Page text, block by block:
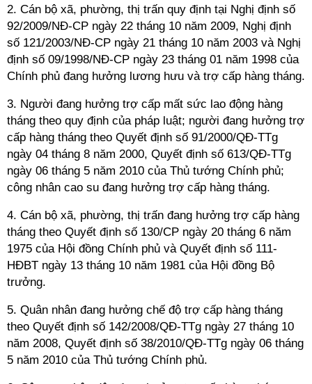
2. Cán bộ xã, phường, thị trấn quy định tại Nghị định số
92/2009/NĐ-CP ngày 22 tháng 10 năm 2009, Nghị định
số 121/2003/NĐ-CP ngày 21 tháng 10 năm 2003 và Nghị
định số 09/1998/NĐ-CP ngày 23 tháng 01 năm 1998 của
Chính phủ đang hưởng lương hưu và trợ cấp hàng tháng.
3. Người đang hưởng trợ cấp mất sức lao động hàng
tháng theo quy định của pháp luật; người đang hưởng trợ
cấp hàng tháng theo Quyết định số 91/2000/QĐ-TTg
ngày 04 tháng 8 năm 2000, Quyết định số 613/QĐ-TTg
ngày 06 tháng 5 năm 2010 của Thủ tướng Chính phủ;
công nhân cao su đang hưởng trợ cấp hàng tháng.
4. Cán bộ xã, phường, thị trấn đang hưởng trợ cấp hàng
tháng theo Quyết định số 130/CP ngày 20 tháng 6 năm
1975 của Hội đồng Chính phủ và Quyết định số 111-
HĐBT ngày 13 tháng 10 năm 1981 của Hội đồng Bộ
trưởng.
5. Quân nhân đang hưởng chế độ trợ cấp hàng tháng
theo Quyết định số 142/2008/QĐ-TTg ngày 27 tháng 10
năm 2008, Quyết định số 38/2010/QĐ-TTg ngày 06 tháng
5 năm 2010 của Thủ tướng Chính phủ.